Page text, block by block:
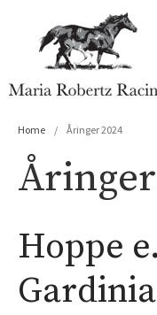
Home / Åringer 2024
Hoppe
Gardinia